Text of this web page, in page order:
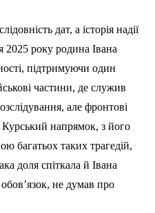
дат, а історія надії
2025 року родина Івана
підтримуючи один
частини, де служив
але фронтові
напрямок, з його
багатьох таких трагедій,
доля спіткала й Івана
не думав про